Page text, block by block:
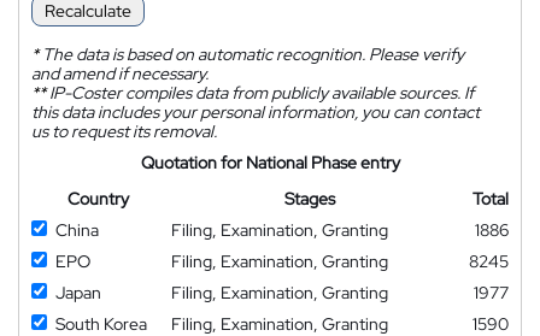
Recalculate
*The data is based on automatic recognition. Please verify
and amend if necessary.
**IP-Coster compiles data from publicly available sources. If
this data includes your personal information, you can contact
us to request its removal.
Quotation for National Phase entry
Country
Stages
Total
China
Filing, Examination, Granting
1886
EPO
Filing, Examination, Granting
8245
Japan
Filing, Examination, Granting
1977
South Korea
Filing, Examination, Granting
1590